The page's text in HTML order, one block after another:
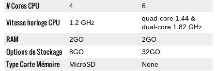
# Cores CPU 4 6
Vitesse horloge CPU 1.2 GHz
quad-core 1.44 &
dual-core 1.82 GHz
RAM 2GO 2GO
Options de Stockage 8GO 32GO
Type Carte Mémoire MicroSD None